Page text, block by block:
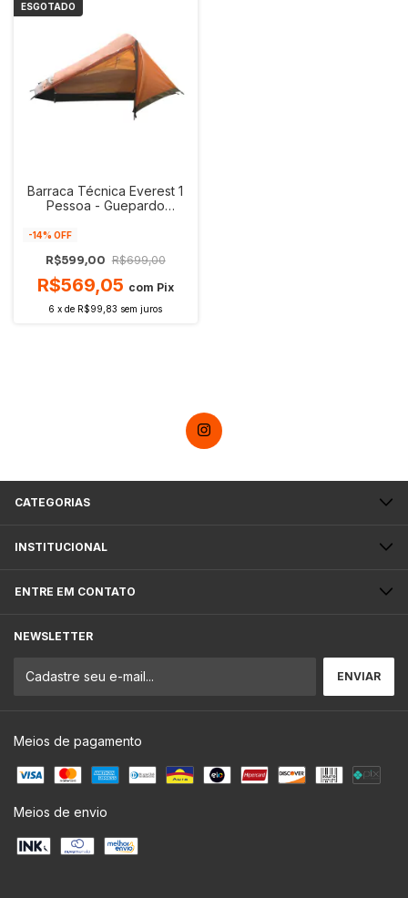
ESGOTADO
Barraca Técnica Everest 1
Pessoa - Guepardo
-14% OFF
R$599,00 R$699,00
R$569,05 com Pix
6 xde R$99,83 sem juros
CATEGORIAS
INSTITUCIONAL
ENTRE EM CONTATO
NEWSLETTER
Meios de pagamento
Meios de envio